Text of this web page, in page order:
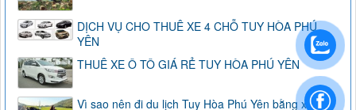
DỊCH VỤ CHO THUÊ XE 4 CHỖ TUY HÒA PHÚ
YÊN
THUÊ XE Ô TÔ GIÁ RẺ TUY HÒA PHÚ YÊN
Vì sao nên đi du lịch Tuy Hòa Phú Yên bằng xe